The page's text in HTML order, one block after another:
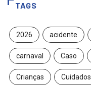
TAGS
2026 acidente
carnaval Caso
Crianças Cuidados